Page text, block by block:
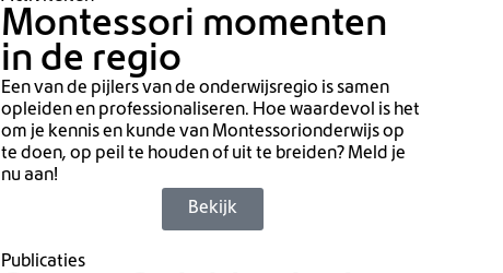
Montessori momenten
in de regio
Een van de pijlers van de onderwijsregio is samen
opleiden en professionaliseren. Hoe waardevol is het
om je kennis en kunde van Montessorionderwijs op
te doen, op peil te houden of uit te breiden? Meld je
nu aan!
Bekijk
Publicaties